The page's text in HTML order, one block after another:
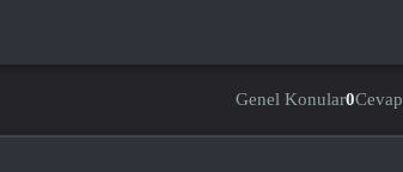
Genel Konular0Cevap